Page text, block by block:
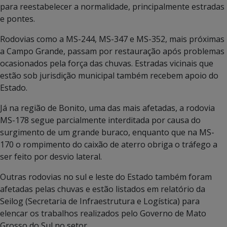
para reestabelecer a normalidade, principalmente estradas
e pontes.
Rodovias como a MS-244, MS-347 e MS-352, mais próximas
a Campo Grande, passam por restauração após problemas
ocasionados pela força das chuvas. Estradas vicinais que
estão sob jurisdição municipal também recebem apoio do
Estado.
Já na região de Bonito, uma das mais afetadas, a rodovia
MS-178 segue parcialmente interditada por causa do
surgimento de um grande buraco, enquanto que na MS-
170 o rompimento do caixão de aterro obriga o tráfego a
ser feito por desvio lateral.
Outras rodovias no sul e leste do Estado também foram
afetadas pelas chuvas e estão listados em relatório da
Seilog (Secretaria de Infraestrutura e Logística) para
elencar os trabalhos realizados pelo Governo de Mato